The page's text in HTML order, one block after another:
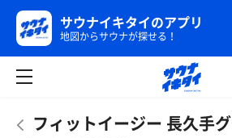
サウナイキタイのアプリ
地図からサウナが探せる！
フィットイージー 長久手